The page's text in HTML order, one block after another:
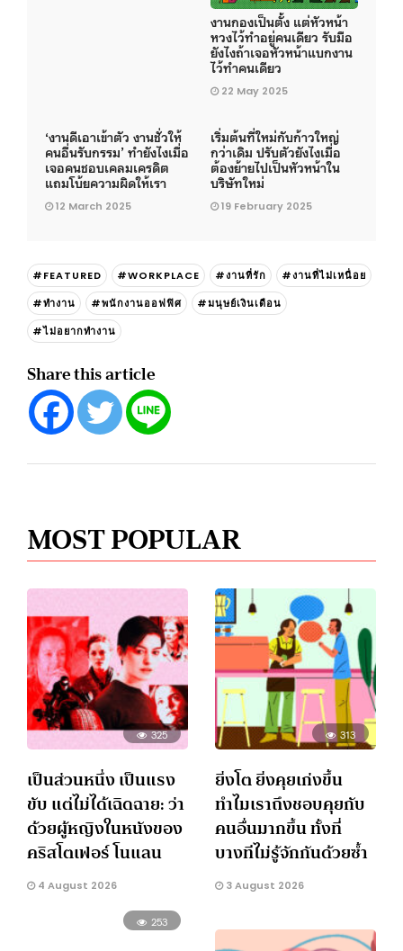
งานกองเป็นตั้ง แต่หัวหน้า
หวงไว้ทำอยู่คนเดียว รับมือ
ยังไงถ้าเจอหัวหน้าแบกงาน
ไว้ทำคนเดียว
22 May 2025
‘งานดีเอาเข้าตัว งานชั่วให้
คนอื่นรับกรรม’ ทำยังไงเมื่อ
เจอคนชอบเคลมเครดิต
แถมโบ้ยความผิดให้เรา
12 March 2025
เริ่มต้นที่ใหม่กับก้าวใหญ่
กว่าเดิม ปรับตัวยังไงเมื่อ
ต้องย้ายไปเป็นหัวหน้าใน
บริษัทใหม่
19 February 2025
#FEATURED #WORKPLACE #งานที่รัก
#งานที่ไม่เหนื่อย
#ทำงาน
#พนักงานออฟฟิศ
#มนุษย์เงินเดือน
#ไม่อยากทำงาน
Share this article
MOST POPULAR
325
เป็นส่วนหนึ่ง เป็นแรง
ขับ แต่ไม่ได้เฉิดฉาย: ว่า
ด้วยผู้หญิงในหนังของ
คริสโตเฟอร์ โนแลน
4 August 2026
313
ยิ่งโต ยิ่งคุยเก่งขึ้น
ทำไมเราถึงชอบคุยกับ
คนอื่นมากขึ้น ทั้งที่
บางทีไม่รู้จักกันด้วยซ้ำ
3 August 2026
253